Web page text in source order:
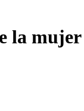
la mujer